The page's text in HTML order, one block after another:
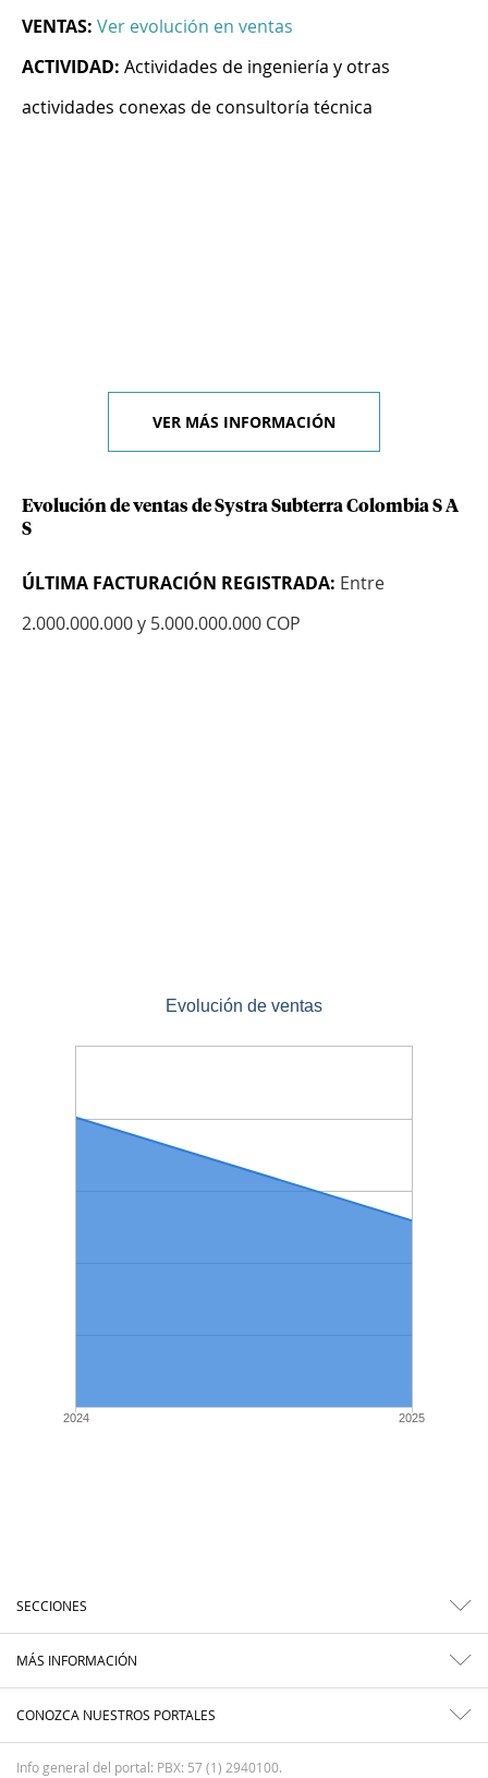
VENTAS: Ver evolución en ventas
ACTIVIDAD: Actividades de ingeniería y otras
actividades conexas de consultoría técnica
VER MÁS INFORMACIÓN
Evolución de ventas de Systra Subterra Colombia S A
S
ÚLTIMA FACTURACIÓN REGISTRADA: Entre
2.000.000.000 y 5.000.000.000 COP
Evolución de ventas
2024 2025
SECCIONES
MÁS INFORMACIÓN
CONOZCA NUESTROS PORTALES
Info general del portal: PBX: 57 (1) 2940100.